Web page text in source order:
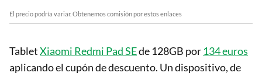
El precio podría variar. Obtenemos comisión por estos enlaces
TabletXiaomi Redmi Pad SEde 128GB por 134 euros
aplicando el cupón de descuento. Un dispositivo, de